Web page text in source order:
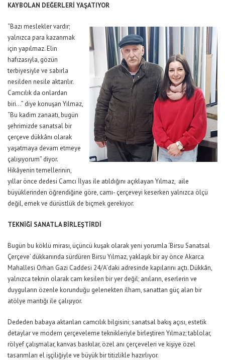
KAYBOLAN DEĞERLERİ YAŞATIYOR
“Bazı meslekler vardır;
yalnızca para kazanmak
için yapılmaz. Elin
hafızasıyla, gözün
terbiyesiyle ve sabırla
nesilden nesile aktarılır.
Camcılık da onlardan
biri…” diye konuşan Yılmaz,
“Bu kadim zanaatı, bugün
şehrimizde sanatsal bir
çerçeve dükkânı olarak
yaşatmaya devam etmeye
çalışıyorum” diyor.
Hikâyenin temellerinin,
yıllar önce dedesi Camcı İlyas ile atıldığını açıklayan Yılmaz, aile
büyüklerinden öğrendiğine göre, camı- çerçeveyi keserken yalnızca ölçü
değil, emek ve dürüstlük de biçmek gerekiyor.
TEKNİĞİ SANATLA BİRLEŞTİRDİ
Bugün bu köklü mirası, üçüncü kuşak olarak yeni yorumla ‘Birsu Sanatsal
Çerçeve’ dükkanında sürdüren Birsu Yılmaz, yaklaşık bir ay önce Akarca
Mahallesi Orhan Gazi Caddesi 24/A’daki adresinde kapılarını açtı. Dükkân,
yalnızca teknin olarak cam kesilen bir yer değil; anıların, eserlerin ve
duyguların özenle korunduğu gelenekten ilham, sanattan güç alan bir
atölye mantığı ile çalışıyor.
Dededen babaya aktarılan camcılık bilgisini; sanatsal bakış açısı, estetik
detaylar ve modern çerçeveleme teknikleriyle birleştiren Yılmaz; tablolar,
rölyef çalışmalar, kanvas baskılar, özel anı çerçeveleri ve kişiye özel
tasarımları el işçiliğiyle ve büyük bir titizlikle hazırlıyor.